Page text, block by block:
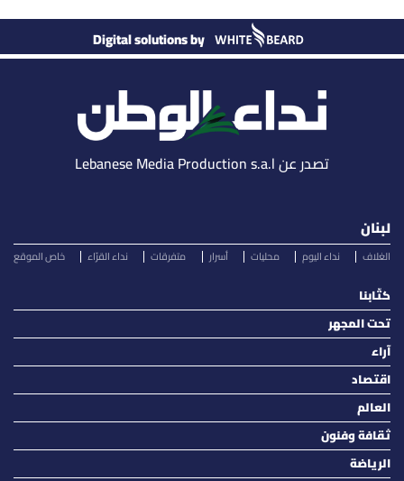
Digital solutions by
تصدر عن Lebanese Media Production s.a.l
لبنان
الغلاف نداء اليوم محليات أسرار متفرقات نداء القرّاء خاص الموقع
كتّابنا
تحت المجهر
آراء
اقتصاد
العالم
ثقافة وفنون
الرياضة